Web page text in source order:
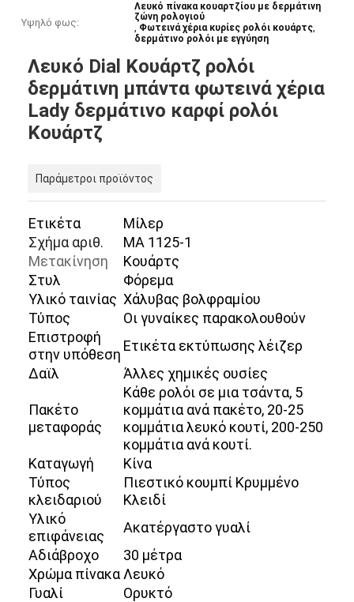
Υψηλό φως:
Λευκό πίνακα κουαρτζίου με δερμάτινη
ζώνη ρολογιού
, Φωτεινά χέρια κυρίες ρολόι κουάρτς,
δερμάτινο ρολόι με εγγύηση
Λευκό Dial Κουάρτζ ρολόι
δερμάτινη μπάντα φωτεινά χέρια
Lady δερμάτινο καρφί ρολόι
Κουάρτζ
Παράμετροι προϊόντος
Ετικέτα
Μίλερ
Σχήμα αριθ.
ΜΑ 1125-1
Μετακίνηση
Κουάρτς
Στυλ
Φόρεμα
Υλικό ταινίας Χάλυβας βολφραμίου
Τύπος
Οι γυναίκες παρακολουθούν
Επιστροφή
στην υπόθεση
Ετικέτα εκτύπωσης λέιζερ
Δαϊλ
Άλλες χημικές ουσίες
Πακέτο
μεταφοράς
Κάθε ρολόι σε μια τσάντα, 5
κομμάτια ανά πακέτο, 20-25
κομμάτια λευκό κουτί, 200-250
κομμάτια ανά κουτί.
Καταγωγή
Κίνα
Τύπος
κλειδαριού
Πιεστικό κουμπί Κρυμμένο
Κλειδί
Υλικό
επιφάνειας
Ακατέργαστο γυαλί
Αδιάβροχο
30 μέτρα
Χρώμα πίνακα Λευκό
Γυαλί
Ορυκτό